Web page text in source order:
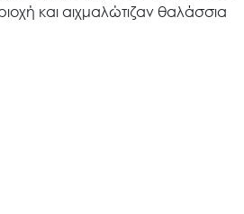
και αιχμαλώτιζαν θαλάσσια